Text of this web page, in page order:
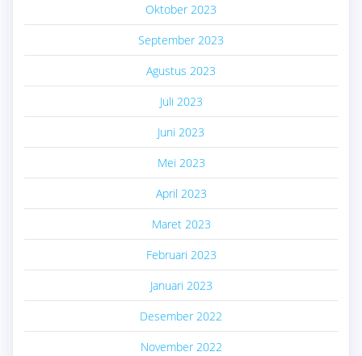
Oktober 2023
September 2023
Agustus 2023
Juli 2023
Juni 2023
Mei 2023
April 2023
Maret 2023
Februari 2023
Januari 2023
Desember 2022
November 2022